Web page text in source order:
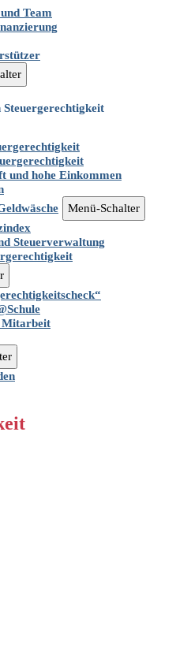
Team
und hohe Einkommen
Menü-Schalter
Steuerverwaltung
Mitarbeit